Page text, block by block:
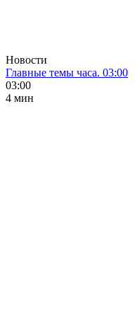
Новости
Главные темы часа. 03:00
03:00
4 мин